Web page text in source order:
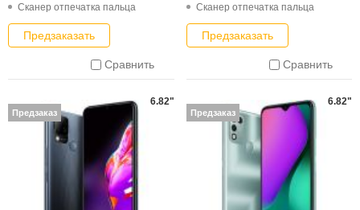
Cканер отпечатка пальца
Предзаказать
Сравнить
Cканер отпечатка пальца
Предзаказать
Сравнить
6.82"
Предзаказ
6.82"
Предзаказ